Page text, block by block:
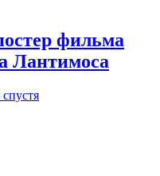
фильма
Лантимоса